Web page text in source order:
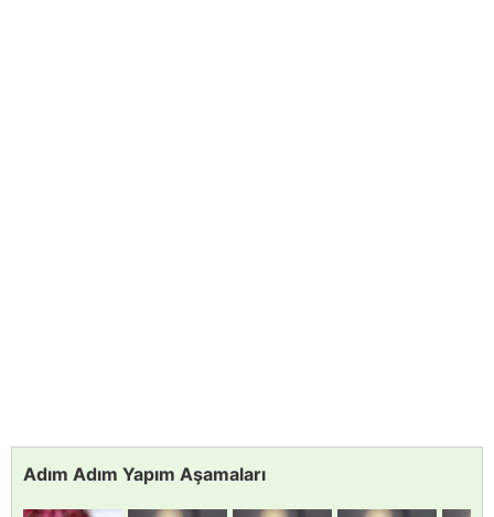
Adım Adım Yapım Aşamaları